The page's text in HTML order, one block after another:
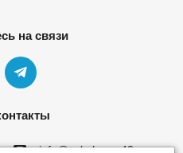
на связи
info@yokohama43.ru